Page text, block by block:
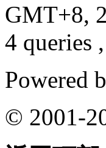
GMT+8,
4 queries
Powered
© 2001-